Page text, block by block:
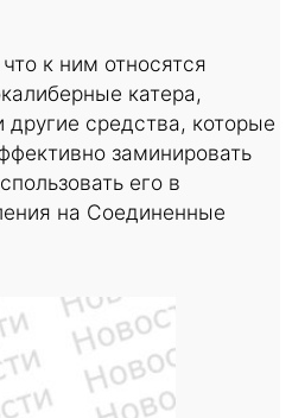
к ним относятся
катера,
средства, которые
заминировать
его в
на Соединенные